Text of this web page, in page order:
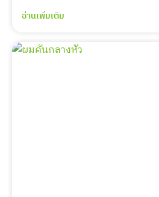
อ่านเพิ่มเติม